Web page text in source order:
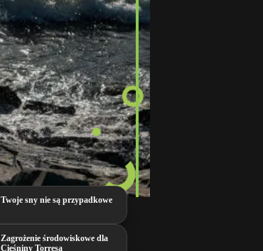
Twoje sny nie są przypadkowe
Zagrożenie środowiskowe dla
Cieśniny Torresa